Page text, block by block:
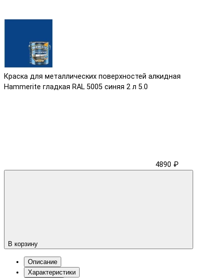
Краска для металлических поверхностей алкидная
Hammerite гладкая RAL 5005 синяя 2 л 5.0
4890 ₽
В корзину
Описание
Характеристики